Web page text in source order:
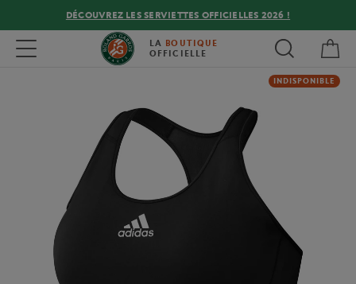
DÉCOUVREZ LES SERVIETTES OFFICIELLES 2026 !
Toggle navigation LA BOUTIQUE
OFFICIELLE
INDISPONIBLE